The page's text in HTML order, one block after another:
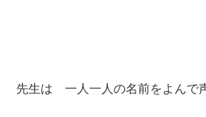
先生は 一人一人の名前をよんで